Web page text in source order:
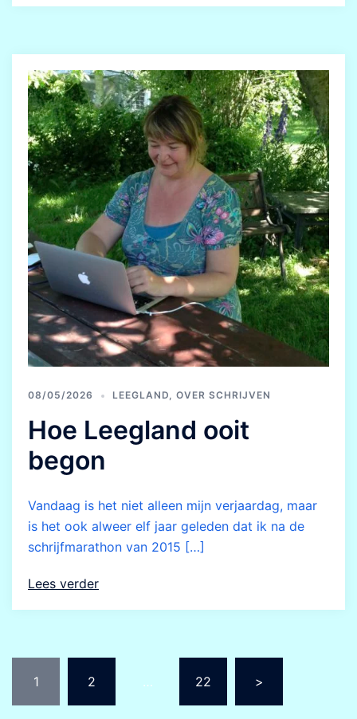
08/05/2026 LEEGLAND, OVER SCHRIJVEN
Hoe Leegland ooit
begon
Vandaag is het niet alleen mijn verjaardag, maar
is het ook alweer elf jaar geleden dat ik na de
schrijfmarathon van 2015 […]
Lees verder
paginering
1 2 … 22 >